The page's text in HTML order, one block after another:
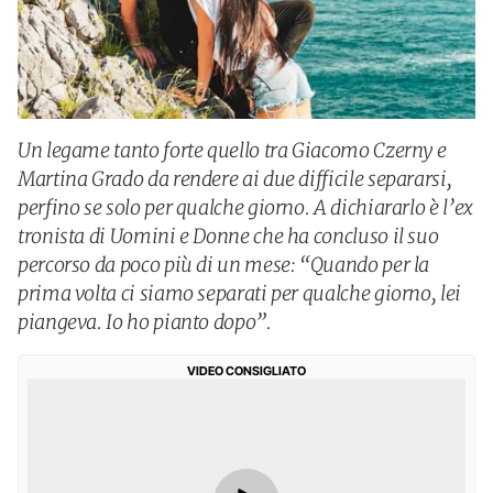
Un legame tanto forte quello tra Giacomo Czerny e
Martina Grado da rendere ai due difficile separarsi,
perfino se solo per qualche giorno. A dichiararlo è l’ex
tronista di Uomini e Donne che ha concluso il suo
percorso da poco più di un mese: “Quando per la
prima volta ci siamo separati per qualche giorno, lei
piangeva. Io ho pianto dopo”.
VIDEO CONSIGLIATO